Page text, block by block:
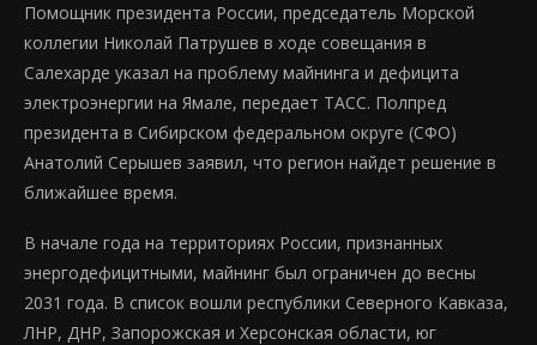
Помощник президента России, председатель Морской
коллегии Николай Патрушев в ходе совещания в
Салехарде указал на проблему майнинга и дефицита
электроэнергии на Ямале, передает ТАСС. Полпред
президента в Сибирском федеральном округе (СФО)
Анатолий Серышев заявил, что регион найдет решение в
ближайшее время.
В начале года на территориях России, признанных
энергодефицитными, майнинг был ограничен до весны
2031 года. В список вошли республики Северного Кавказа,
ЛНР, ДНР, Запорожская и Херсонская области, юг